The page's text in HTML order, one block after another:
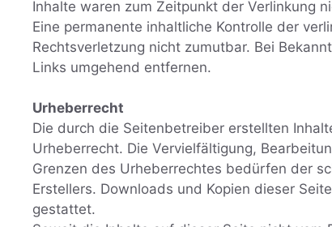
Inhalte waren zum Zeitpunkt der Verlinkung
Eine permanente inhaltliche Kontrolle der
Rechtsverletzung nicht zumutbar. Bei
Links umgehend entfernen.
Urheberrecht
Die durch die Seitenbetreiber erstellten
Urheberrecht. Die Vervielfältigung,
Grenzen des Urheberrechtes bedürfen der
Erstellers. Downloads und Kopien dieser
gestattet.